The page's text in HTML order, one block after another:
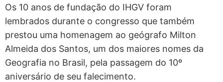
Os 10 anos de fundação do IHGV foram
lembrados durante o congresso que também
prestou uma homenagem ao geógrafo Milton
Almeida dos Santos, um dos maiores nomes da
Geografia no Brasil, pela passagem do 10º
aniversário de seu falecimento.